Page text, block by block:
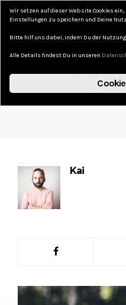
DAS
Kai
Wir setzen auf dieser Website Cookies
Einstellungen zu speichern und Deine
Bitte hilf uns dabei, indem Du der
Alle Details findest Du in unseren